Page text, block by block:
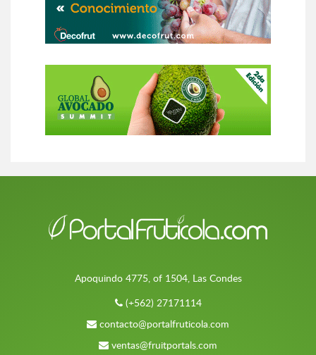
Apoquindo 4775, of 1504, Las Condes
(+562) 27171114
contacto@portalfruticola.com
ventas@fruitportals.com